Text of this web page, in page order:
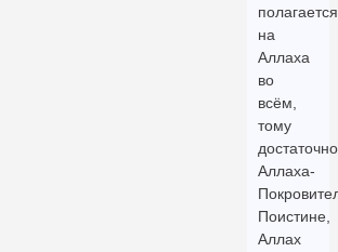
полагается
на
Аллаха
во
всём,
тому
достаточно
Аллаха-
Поистине,
Аллах